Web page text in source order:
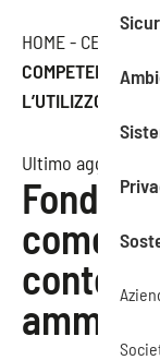
HOME- CENTRO
COMPETENZE:
L’UTILIZZO DEGLI
Ultimo
Fondo
come la